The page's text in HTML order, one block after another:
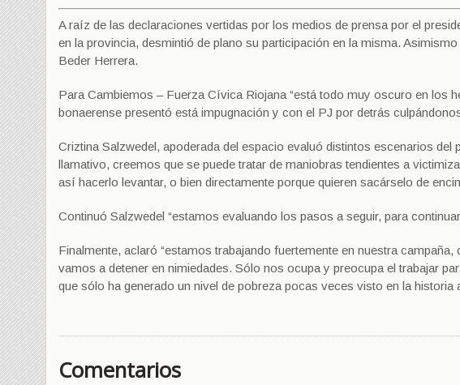
A raíz de las declaraciones vertidas por los medios de prensa por el
en la provincia, desmintió de plano su participación en la misma.
Beder Herrera.
Para Cambiemos – Fuerza Cívica Riojana “está todo muy oscuro en los
bonaerense presentó está impugnación y con el PJ por detrás
Criztina Salzwedel, apoderada del espacio evaluó distintos escenarios del
llamativo, creemos que se puede tratar de maniobras tendientes a
así hacerlo levantar, o bien directamente porque quieren sacárselo de
Continuó Salzwedel “estamos evaluando los pasos a seguir, para
Finalmente, aclaró “estamos trabajando fuertemente en nuestra
vamos a detener en nimiedades. Sólo nos ocupa y preocupa el trabajar
que sólo ha generado un nivel de pobreza pocas veces visto en la historia
Comentarios